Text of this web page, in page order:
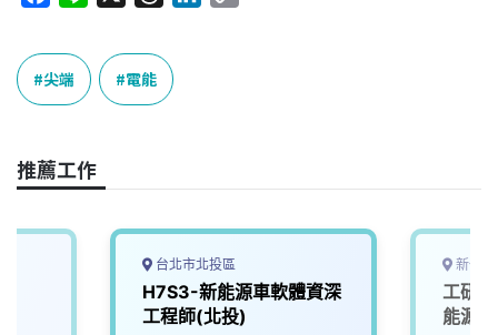
c
e
b
o
k
e
e
a
n
k
尖端 電能
推薦工作
台北市北投區
H7S3-新能源車軟體資深
工程師(北投)
新竹
工研
能源